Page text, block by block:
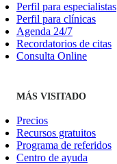
Perfil para especialistas
Perfil para clínicas
Agenda 24/7
Recordatorios de citas
Consulta Online
MÁS VISITADO
Precios
Recursos gratuitos
Programa de referidos
Centro de ayuda